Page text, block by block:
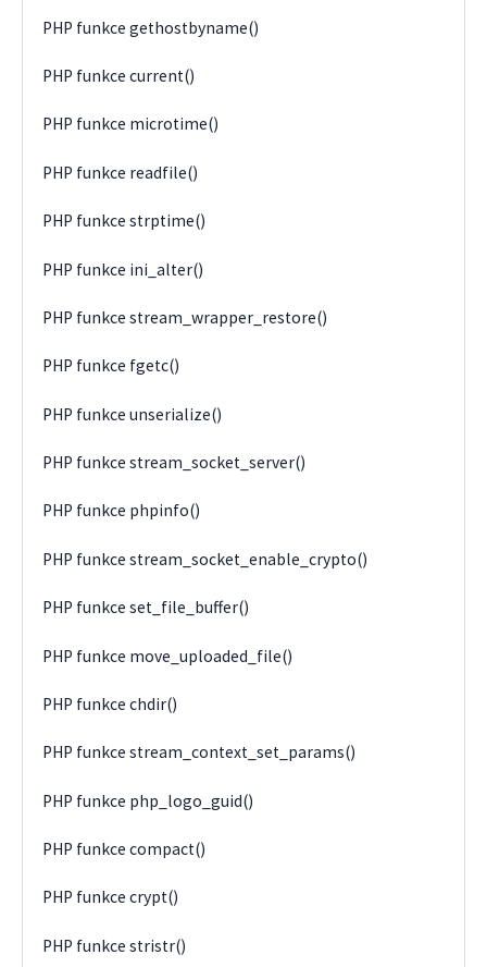
PHP funkce gethostbyname()
PHP funkce current()
PHP funkce microtime()
PHP funkce readfile()
PHP funkce strptime()
PHP funkce ini_alter()
PHP funkce stream_wrapper_restore()
PHP funkce fgetc()
PHP funkce unserialize()
PHP funkce stream_socket_server()
PHP funkce phpinfo()
PHP funkce stream_socket_enable_crypto()
PHP funkce set_file_buffer()
PHP funkce move_uploaded_file()
PHP funkce chdir()
PHP funkce stream_context_set_params()
PHP funkce php_logo_guid()
PHP funkce compact()
PHP funkce crypt()
PHP funkce stristr()